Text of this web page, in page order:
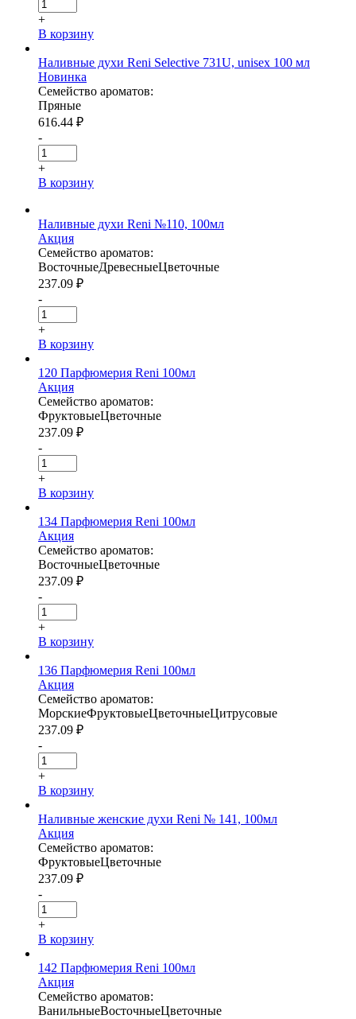
+
В корзину
Наливные духи Reni Selective 731U, unisex 100 мл
Новинка
Семейство ароматов:
Пряные
616.44 ₽
-
+
В корзину
Наливные духи Reni №110, 100мл
Акция
Семейство ароматов:
ВосточныеДревесныеЦветочные
237.09 ₽
-
+
В корзину
120 Парфюмерия Reni 100мл
Акция
Семейство ароматов:
ФруктовыеЦветочные
237.09 ₽
-
+
В корзину
134 Парфюмерия Reni 100мл
Акция
Семейство ароматов:
ВосточныеЦветочные
237.09 ₽
-
+
В корзину
136 Парфюмерия Reni 100мл
Акция
Семейство ароматов:
МорскиеФруктовыеЦветочныеЦитрусовые
237.09 ₽
-
+
В корзину
Наливные женские духи Reni № 141, 100мл
Акция
Семейство ароматов:
ФруктовыеЦветочные
237.09 ₽
-
+
В корзину
142 Парфюмерия Reni 100мл
Акция
Семейство ароматов:
ВанильныеВосточныеЦветочные